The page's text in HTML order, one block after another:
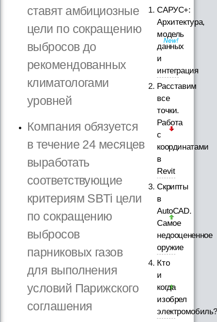
ставят амбициозные
цели по сокращению
выбросов до
рекомендованных
климатологами
уровней
Компания обязуется
в течение 24 месяцев
выработать
соответствующие
критериям SBTi цели
по сокращению
выбросов
парниковых газов
для выполнения
условий Парижского
соглашения
САРУС+:
Архитектура,
модель
данных
и
интеграция
Расставим
все
точки.
Работа
с
координатами
в
Revit
Скрипты
в
AutoCAD.
Самое
недооцененное
оружие
Кто
и
когда
изобрел